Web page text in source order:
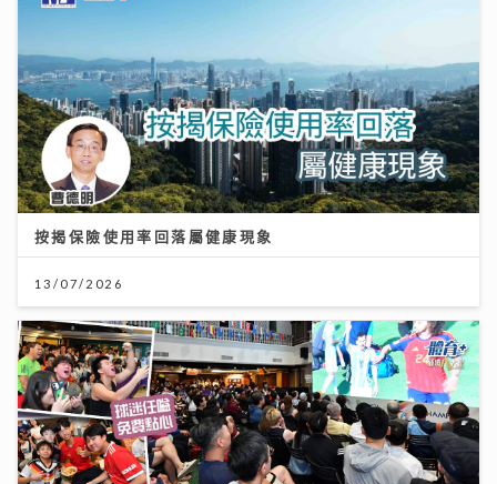
按揭保險使用率回落屬健康現象
13/07/2026